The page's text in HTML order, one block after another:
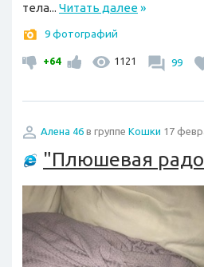
тела... Читать далее»
9 фотографий
+64 1121 99
Алена 46 в группе Кошки 17
"Плюшевая